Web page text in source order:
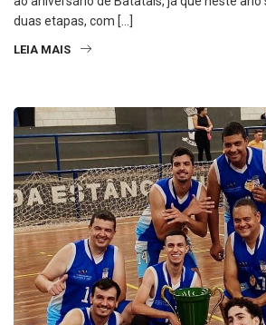
ao aniversário de Batatais, já que neste
duas etapas, com […]
LEIA MAIS